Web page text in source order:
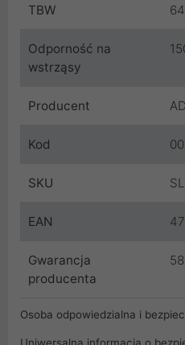
TBW
Odporność na
wstrząsy
Producent
Kod
SKU
EAN
Gwarancja
producenta
Osoba odpowiedzialna i
Uniwersalna informacja o